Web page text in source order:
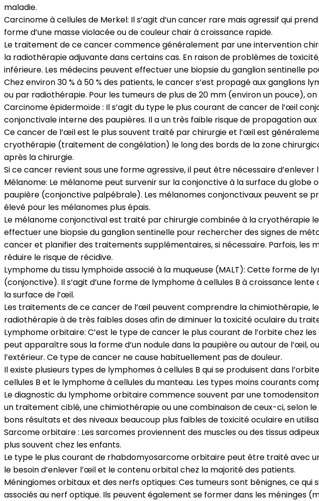
maladie.
Carcinome à cellules de Merkel: Il s’agit d’un cancer rare mais agressif qui
forme d’une masse violacée ou de couleur chair à croissance rapide.
Le traitement de ce cancer commence généralement par une intervention
la radiothérapie adjuvante dans certains cas. En raison de problèmes de
inférieure. Les médecins peuvent effectuer une biopsie du ganglion sentinelle
Chez environ 30 % à 50 % des patients, le cancer s’est propagé aux
ou par radiothérapie. Pour les tumeurs de plus de 20 mm (environ un pouce),
Carcinome épidermoïde : Il s’agit du type le plus courant de cancer de l’œil
conjonctivale interne des paupières. Il a un très faible risque de propagation
Ce cancer de l’œil est le plus souvent traité par chirurgie et l’œil est
cryothérapie (traitement de congélation) le long des bords de la zone
après la chirurgie.
Si ce cancer revient sous une forme agressive, il peut être nécessaire d’enlever
Mélanome: Le mélanome peut survenir sur la conjonctive à la surface du
paupière (conjonctive palpébrale). Les mélanomes conjonctivaux peuvent se
élevé pour les mélanomes plus épais.
Le mélanome conjonctival est traité par chirurgie combinée à la cryothérapie
effectuer une biopsie du ganglion sentinelle pour rechercher des signes de
cancer et planifier des traitements supplémentaires, si nécessaire. Parfois,
réduire le risque de récidive.
Lymphome du tissu lymphoïde associé à la muqueuse (MALT): Cette forme
(conjonctive). Il s’agit d’une forme de lymphome à cellules B à croissance
la surface de l’œil.
Les traitements de ce cancer de l’œil peuvent comprendre la chimiothérapie,
radiothérapie à de très faibles doses afin de diminuer la toxicité oculaire du
Lymphome orbitaire: C’est le type de cancer le plus courant de l’orbite chez
peut apparaître sous la forme d’un nodule dans la paupière ou autour de l’œil,
l’extérieur. Ce type de cancer ne cause habituellement pas de douleur.
Il existe plusieurs types de lymphomes à cellules B qui se produisent dans
cellules B et le lymphome à cellules du manteau. Les types moins courants
Le diagnostic du lymphome orbitaire commence souvent par une
un traitement ciblé, une chimiothérapie ou une combinaison de ceux-ci, selon
bons résultats et des niveaux beaucoup plus faibles de toxicité oculaire en
Sarcome orbitaire : Les sarcomes proviennent des muscles ou des tissus
plus souvent chez les enfants.
Le type le plus courant de rhabdomyosarcome orbitaire peut être traité avec
le besoin d’enlever l’œil et le contenu orbital chez la majorité des patients.
Méningiomes orbitaux et des nerfs optiques: Ces tumeurs sont bénignes, ce
associés au nerf optique. Ils peuvent également se former dans les